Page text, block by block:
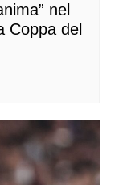
nel
Coppa del